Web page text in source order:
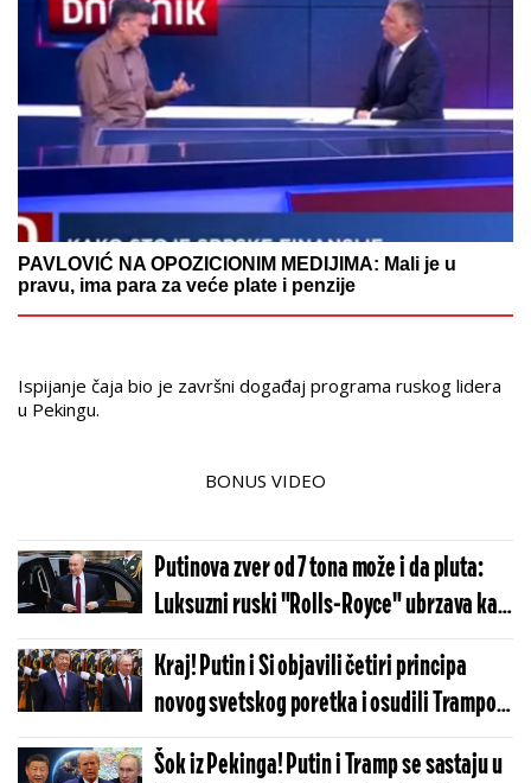
PAVLOVIĆ NA OPOZICIONIM MEDIJIMA: Mali je u
pravu, ima para za veće plate i penzije
Ispijanje čaja bio je završni događaj programa ruskog lidera
u Pekingu.
BONUS VIDEO
Putinova zver od 7 tona može i da pluta:
Luksuzni ruski "Rolls-Royce" ubrzava kao
sportski auto, a krije tajnu iz Kine!
Kraj! Putin i Si objavili četiri principa
novog svetskog poretka i osudili Trampov
projekat!
Šok iz Pekinga! Putin i Tramp se sastaju u